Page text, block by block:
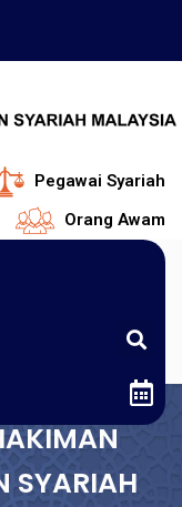
Pegawai Syariah
Orang Awam
SYARIAH